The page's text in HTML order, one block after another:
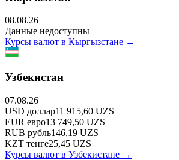
08.08.26
Данные недоступны
Курсы валют в Кыргызстане →
Узбекистан
07.08.26
USD доллар11 915,60 UZS
EUR евро13 749,50 UZS
RUB рубль146,19 UZS
KZT тенге25,45 UZS
Курсы валют в Узбекистане →